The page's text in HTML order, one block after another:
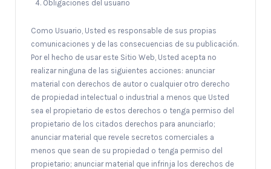
Obligaciones del usuario
Como Usuario, Usted es responsable de sus propias
comunicaciones y de las consecuencias de su publicación.
Por el hecho de usar este Sitio Web, Usted acepta no
realizar ninguna de las siguientes acciones: anunciar
material con derechos de autor o cualquier otro derecho
de propiedad intelectual o industrial a menos que Usted
sea el propietario de estos derechos o tenga permiso del
propietario de los citados derechos para anunciarlo;
anunciar material que revele secretos comerciales a
menos que sean de su propiedad o tenga permiso del
propietario; anunciar material que infrinja los derechos de